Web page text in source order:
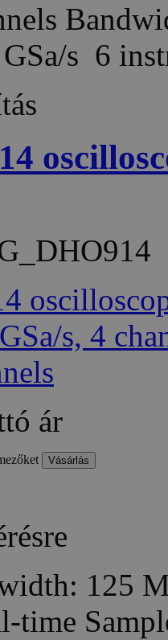
GSa/s 6
ár
125
time